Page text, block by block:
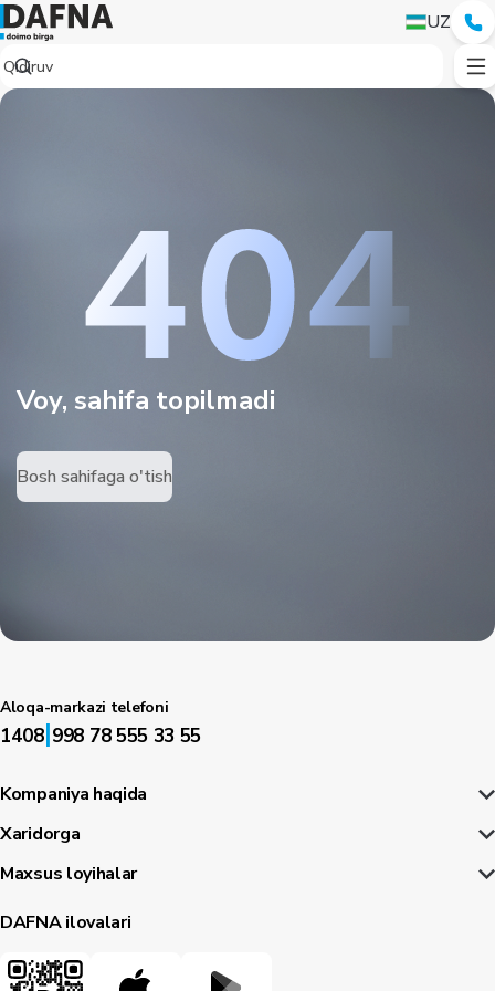
UZ
Voy, sahifa topilmadi
Bosh sahifaga o'tish
Aloqa-markazi telefoni
1408|998 78 555 33 55
Kompaniya haqida
Xaridorga
Maxsus loyihalar
DAFNA ilovalari